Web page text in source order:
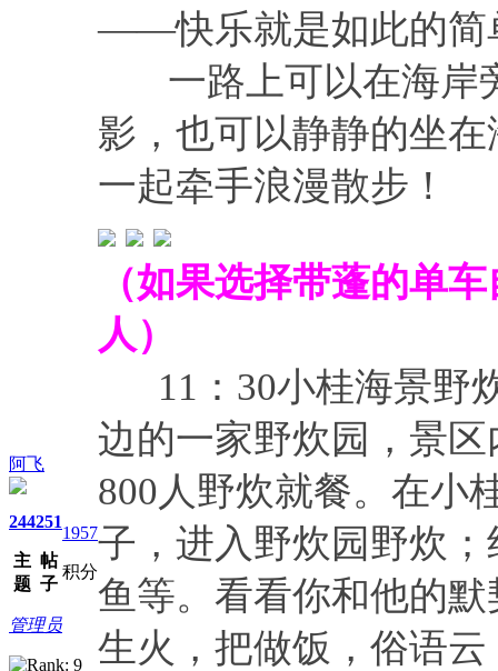
阿飞
244
主
题
251
帖
子
1957
积分
管理员
——快乐就是如此的简
一路上可以在海岸
影，也可以静静的坐
一起牵手浪漫散步！
（如果选择带蓬的单
人）
11：30小桂海景野
边的一家野炊园，景
800人野炊就餐。在小
子，进入野炊园野炊
鱼等。看看你和他的
生火，把做饭，俗语